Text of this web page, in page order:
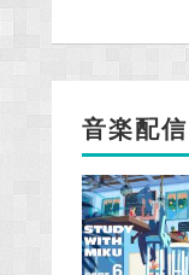
音楽配